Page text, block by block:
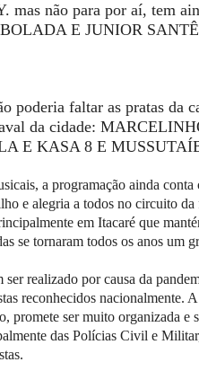
mas não para por aí, tem
E JUNIOR
poderia faltar as pratas da
da cidade:
E KASA 8 E
a programação ainda
e alegria a todos no circuito
em Itacaré que
se tornaram todos os anos um
ser realizado por causa da
reconhecidos nacionalmente.
promete ser muito organizada e
das Polícias Civil e